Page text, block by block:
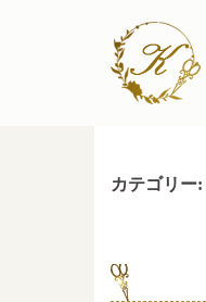
カテゴリー: